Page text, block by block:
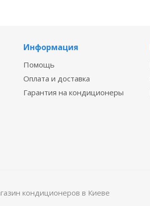
Информация
Помощь
Оплата и доставка
Гарантия на кондиционеры
кондиционеров в Киеве